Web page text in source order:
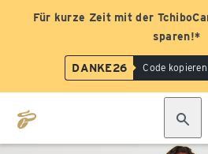
Für kurze Zeit mit der
sparen!*
DANKE26 Code kopieren